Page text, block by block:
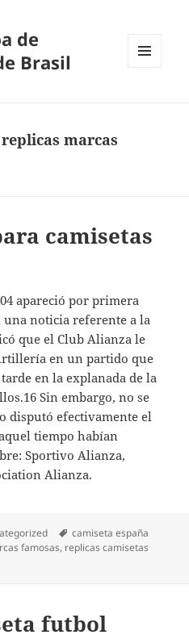
de
Brasil
marcas
camisetas
apareció por primera
noticia referente a la
que el Club Alianza le
en un partido que
en la explanada de la
Sin embargo, no se
disputó efectivamente el
tiempo habían
Sportivo Alianza,
Alianza.
Etiquetas
camiseta españa
famosas, replicas camisetas
futbol